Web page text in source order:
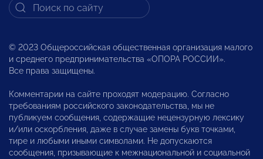
© 2023 Общероссийская общественная организация малого
и среднего предпринимательства «ОПОРА РОССИИ».
Все права защищены.
Комментарии на сайте проходят модерацию. Согласно
требованиям российского законодательства, мы не
публикуем сообщения, содержащие нецензурную лексику
и/или оскорбления, даже в случае замены букв точками,
тире и любыми иными символами. Не допускаются
сообщения, призывающие к межнациональной и социальной